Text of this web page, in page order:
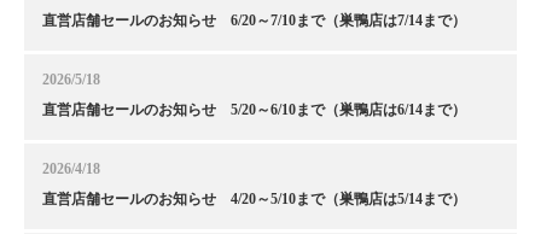
直営店舗セールのお知らせ 6/20～7/10まで（巣鴨店は7/14まで）
2026/5/18
直営店舗セールのお知らせ 5/20～6/10まで（巣鴨店は6/14まで）
2026/4/18
直営店舗セールのお知らせ 4/20～5/10まで（巣鴨店は5/14まで）